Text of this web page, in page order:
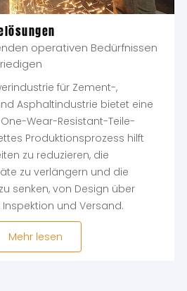
operativen Bedürfnissen
für Zement-,
Asphaltindustrie bietet eine
Wear-Resistant-Teile-
Produktionsprozess hilft
zu reduzieren, die
zu verlängern und die
senken, von Design über
und Versand.
Mehr lesen